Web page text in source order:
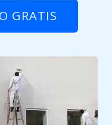
GRATIS